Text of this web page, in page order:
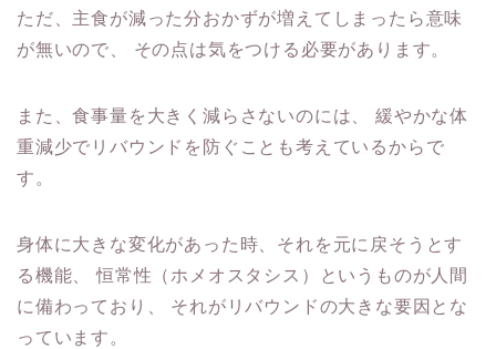
ただ、主食が減った分おかずが増えてしまったら意味
が無いので、
その点は気をつける必要があります。
また、食事量を大きく減らさないのには、
緩やかな体
重減少でリバウンドを防ぐことも考えているからで
す。
身体に大きな変化があった時、それを元に戻そうとす
る機能、
恒常性（ホメオスタシス）というものが人間
に備わっており、
それがリバウンドの大きな要因とな
っています。